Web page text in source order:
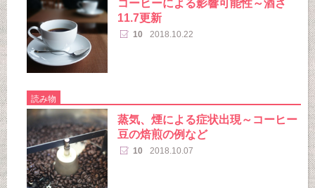
コーヒーによる影響可能性～酒さ
11.7更新
10 2018.10.22
読み物
蒸気、煙による症状出現～コーヒー
豆の焙煎の例など
10 2018.10.07